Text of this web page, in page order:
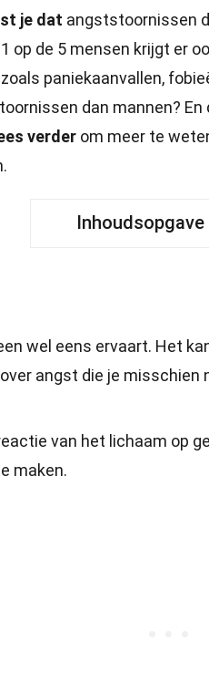
je dat angststoornissen
op de 5 mensen krijgt er
paniekaanvallen,
dan mannen?
verder om meer te
Inhoudsopgave
wel eens ervaart. Het
angst die je misschien
van het lichaam op
maken.